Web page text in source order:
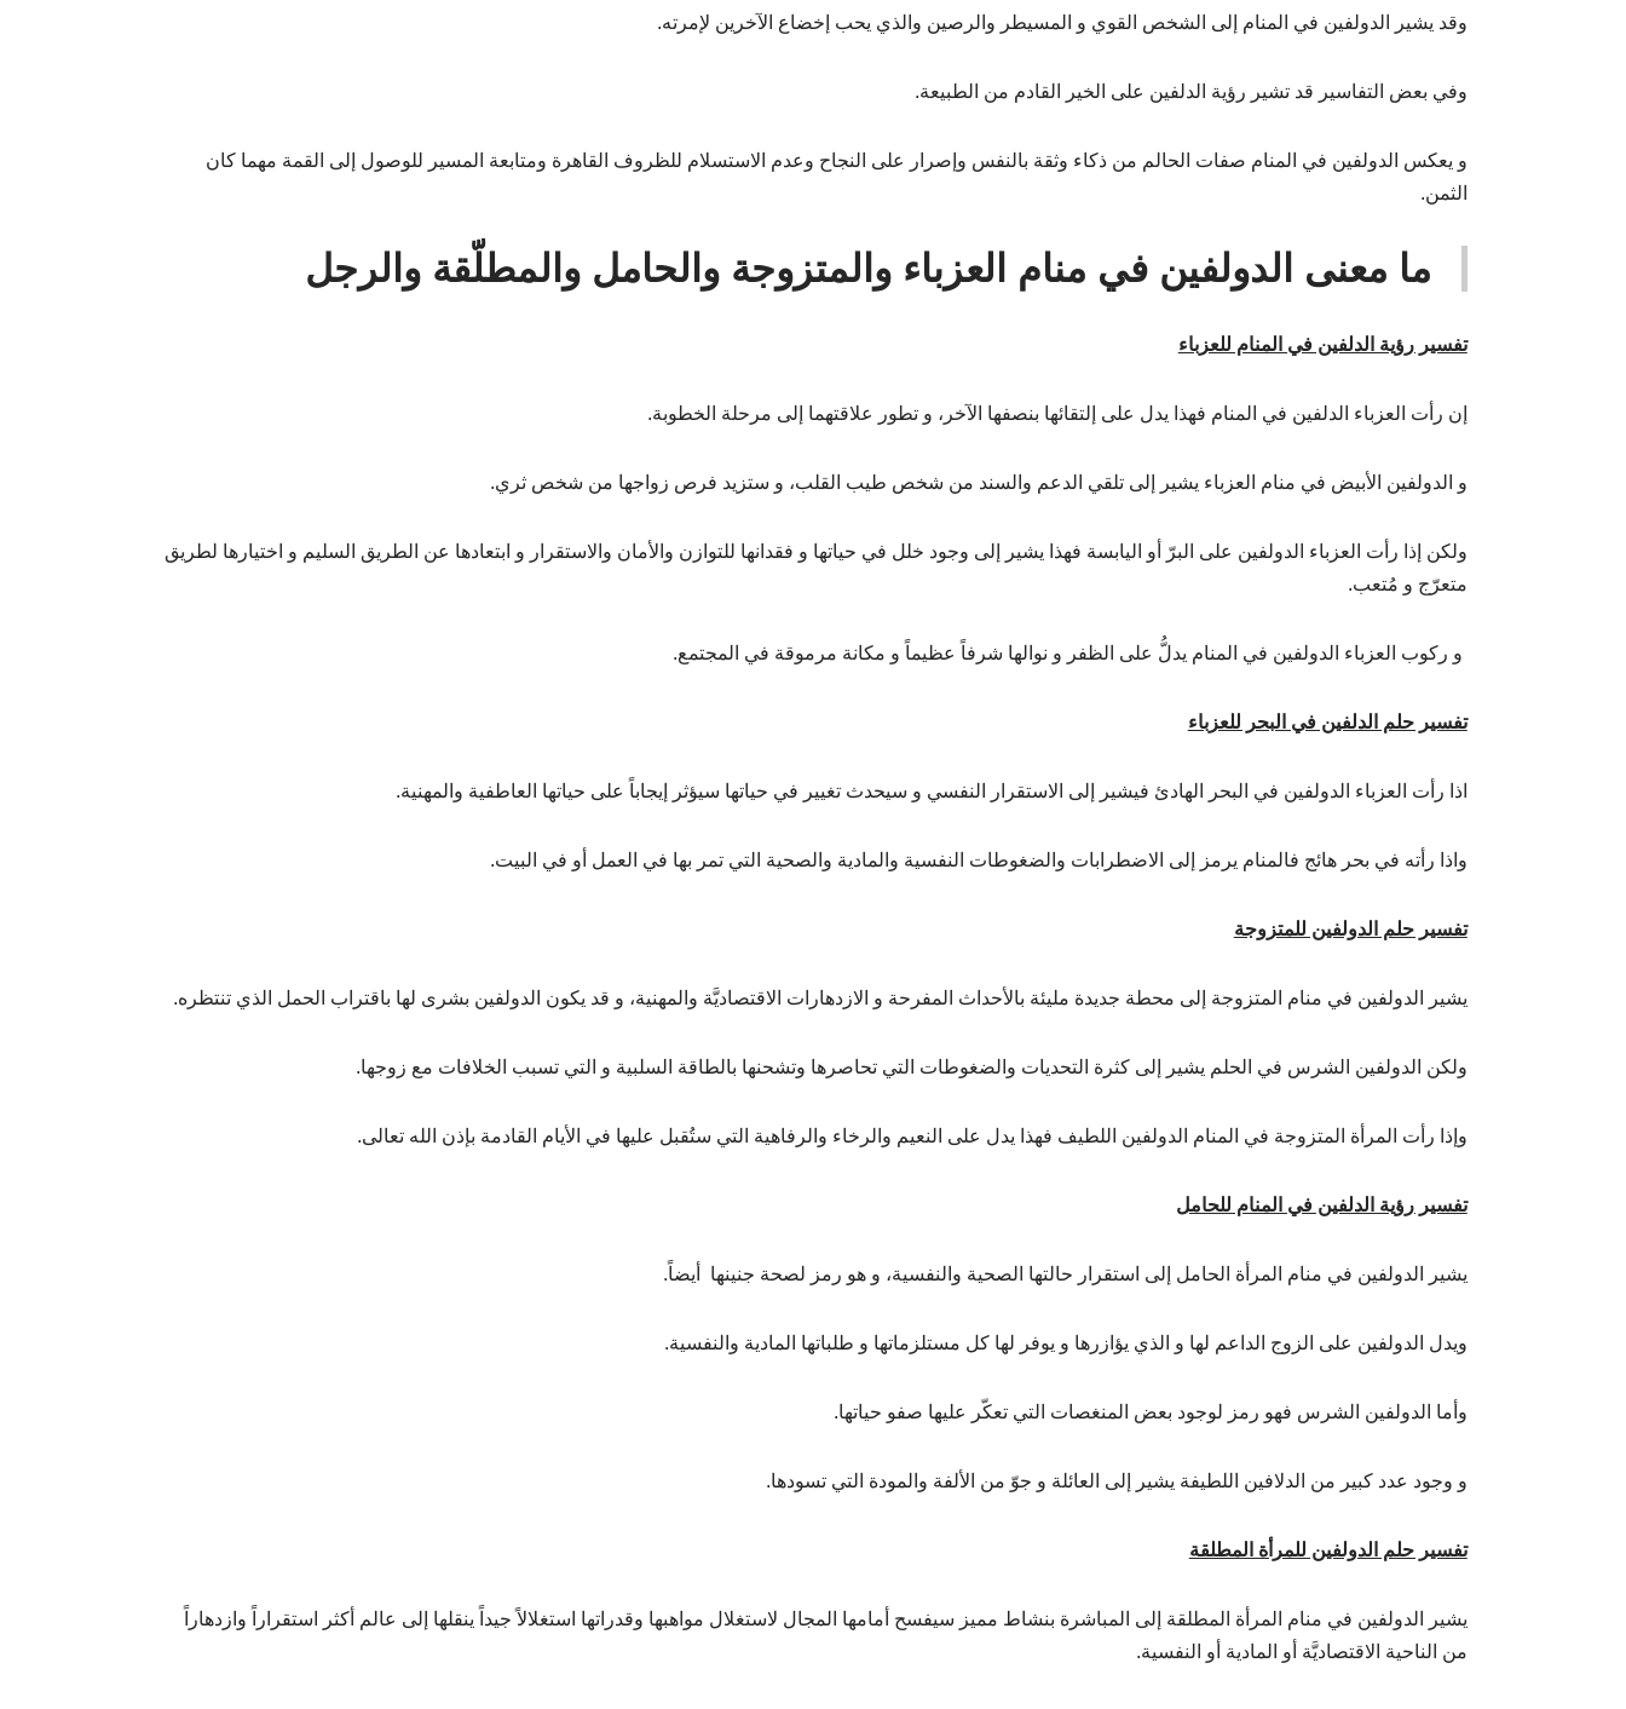
وقد يشير الدولفين في المنام إلى الشخص القوي و المسيطر والرصين والذي يحب إخضاع الآخرين لإمرته.
وفي بعض التفاسير قد تشير رؤية الدلفين على الخير القادم من الطبيعة.
و يعكس الدولفين في المنام صفات الحالم من ذكاء وثقة بالنفس وإصرار على النجاح وعدم الاستسلام للظروف القاهرة ومتابعة المسير للوصول إلى القمة مهما كان
الثمن.
ما معنى الدولفين في منام العزباء والمتزوجة والحامل والمطلّقة والرجل
تفسير رؤية الدلفين في المنام للعزباء
إن رأت العزباء الدلفين في المنام فهذا يدل على إلتقائها بنصفها الآخر، و تطور علاقتهما إلى مرحلة الخطوبة.
و الدولفين الأبيض في منام العزباء يشير إلى تلقي الدعم والسند من شخص طيب القلب، و ستزيد فرص زواجها من شخص ثري.
ولكن إذا رأت العزباء الدولفين على البرّ أو اليابسة فهذا يشير إلى وجود خلل في حياتها و فقدانها للتوازن والأمان والاستقرار و ابتعادها عن الطريق السليم و اختيارها لطريق
متعرّج و مُتعب.
و ركوب العزباء الدولفين في المنام يدلُّ على الظفر و نوالها شرفاً عظيماً و مكانة مرموقة في المجتمع.
تفسير حلم الدلفين في البحر للعزباء
اذا رأت العزباء الدولفين في البحر الهادئ فيشير إلى الاستقرار النفسي و سيحدث تغيير في حياتها سيؤثر إيجاباً على حياتها العاطفية والمهنية.
واذا رأته في بحر هائج فالمنام يرمز إلى الاضطرابات والضغوطات النفسية والمادية والصحية التي تمر بها في العمل أو في البيت.
تفسير حلم الدولفين للمتزوجة
يشير الدولفين في منام المتزوجة إلى محطة جديدة مليئة بالأحداث المفرحة و الازدهارات الاقتصاديَّة والمهنية، و قد يكون الدولفين بشرى لها باقتراب الحمل الذي تنتظره.
ولكن الدولفين الشرس في الحلم يشير إلى كثرة التحديات والضغوطات التي تحاصرها وتشحنها بالطاقة السلبية و التي تسبب الخلافات مع زوجها.
وإذا رأت المرأة المتزوجة في المنام الدولفين اللطيف فهذا يدل على النعيم والرخاء والرفاهية التي ستُقبل عليها في الأيام القادمة بإذن الله تعالى.
تفسير رؤية الدلفين في المنام للحامل
يشير الدولفين في منام المرأة الحامل إلى استقرار حالتها الصحية والنفسية، و هو رمز لصحة جنينها أيضاً.
ويدل الدولفين على الزوج الداعم لها و الذي يؤازرها و يوفر لها كل مستلزماتها و طلباتها المادية والنفسية.
وأما الدولفين الشرس فهو رمز لوجود بعض المنغصات التي تعكّر عليها صفو حياتها.
و وجود عدد كبير من الدلافين اللطيفة يشير إلى العائلة و جوّ من الألفة والمودة التي تسودها.
تفسير حلم الدولفين للمرأة المطلقة
يشير الدولفين في منام المرأة المطلقة إلى المباشرة بنشاط مميز سيفسح أمامها المجال لاستغلال مواهبها وقدراتها استغلالاً جيداً ينقلها إلى عالم أكثر استقراراً وازدهاراً
من الناحية الاقتصاديَّة أو المادية أو النفسية.